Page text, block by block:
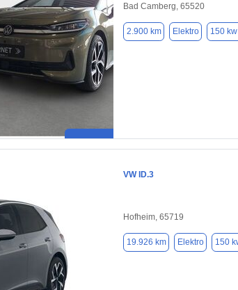
Bad Camberg, 65520
2.900 km Elektro 150
VW ID.3
Hofheim, 65719
19.926 km Elektro 150